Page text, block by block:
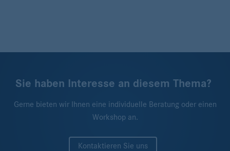
Sie haben Interesse an diesem Thema?
Gerne bieten wir Ihnen eine individuelle Beratung oder einen
Workshop an.
Kontaktieren Sie uns